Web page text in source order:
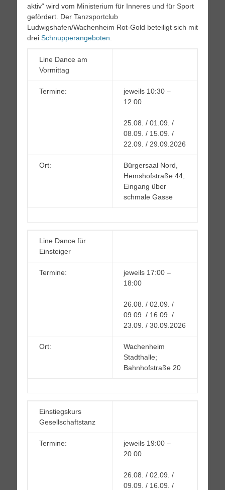
aktiv“ wird vom Ministerium für Inneres und für Sport
gefördert. Der Tanzsportclub
Ludwigshafen/Wachenheim Rot-Gold beteiligt sich mit
drei Schnupperangeboten
Line Dance am
Vormittag
Termine:
jeweils 10:30 –
12:00
25.08. / 01.09. /
08.09. / 15.09. /
22.09. / 29.09.2026
Ort:
Bürgersaal Nord,
Hemshofstraße 44;
Eingang über
schmale Gasse
Line Dance für
Einsteiger
Termine:
jeweils 17:00 –
18:00
26.08. / 02.09. /
09.09. / 16.09. /
23.09. / 30.09.2026
Ort:
Wachenheim
Stadthalle;
Bahnhofstraße 20
Einstiegskurs
Gesellschaftstanz
Termine:
jeweils 19:00 –
20:00
26.08. / 02.09. /
09.09. / 16.09. /